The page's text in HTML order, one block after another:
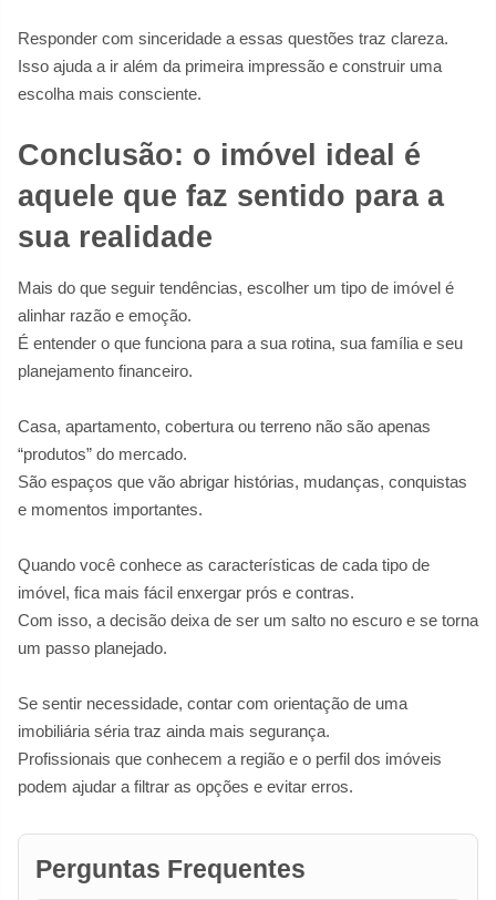
Responder com sinceridade a essas questões traz clareza.
Isso ajuda a ir além da primeira impressão e construir uma
escolha mais consciente.
Conclusão: o imóvel ideal é
aquele que faz sentido para a
sua realidade
Mais do que seguir tendências, escolher um tipo de imóvel é
alinhar razão e emoção.
É entender o que funciona para a sua rotina, sua família e seu
planejamento financeiro.
Casa, apartamento, cobertura ou terreno não são apenas
“produtos” do mercado.
São espaços que vão abrigar histórias, mudanças, conquistas
e momentos importantes.
Quando você conhece as características de cada tipo de
imóvel, fica mais fácil enxergar prós e contras.
Com isso, a decisão deixa de ser um salto no escuro e se torna
um passo planejado.
Se sentir necessidade, contar com orientação de uma
imobiliária séria traz ainda mais segurança.
Profissionais que conhecem a região e o perfil dos imóveis
podem ajudar a filtrar as opções e evitar erros.
Perguntas Frequentes